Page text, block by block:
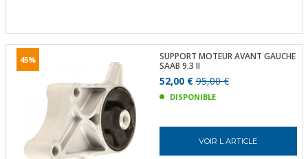
45%
SUPPORT MOTEUR AVANT GAUCHE
SAAB 9.3 II
52,00 €95,00 €
DISPONIBLE
VOIR L ARTICLE